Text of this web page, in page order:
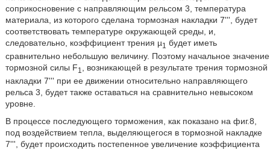
соприкосновение с направляющим рельсом 3, температура
материала, из которого сделана тормозная накладки 7''', будет
соответствовать температуре окружающей среды, и,
следовательно, коэффициент трения µ1
будет иметь
сравнительно небольшую величину. Поэтому начальное значение
тормозной силы F1
, возникающей в результате трения тормозной
накладки 7''' при ее движении относительно направляющего
рельса 3, будет также оставаться на сравнительно невысоком
уровне.
В процессе последующего торможения, как показано на фиг.8,
под воздействием тепла, выделяющегося в тормозной накладке
7''', будет происходить постепенное увеличение коэффициента